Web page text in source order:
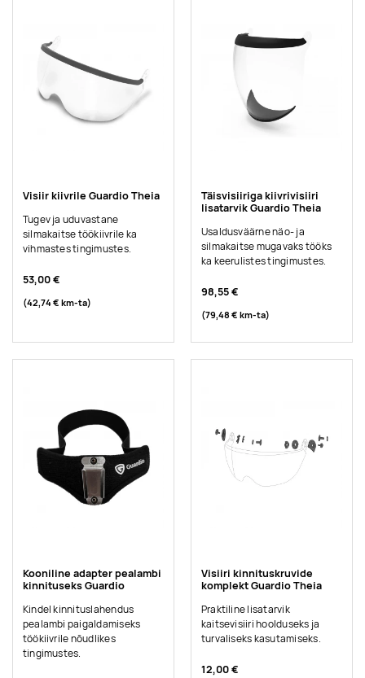
Visiir kiivrile Guardio Theia
Tugev ja uduvastane
silmakaitse töökiivrile ka
vihmastes tingimustes.
53,00 €
(42,74 € km-ta)
Täisvisiiriga kiivrivisiiri
lisatarvik Guardio Theia
Usaldusväärne näo- ja
silmakaitse mugavaks tööks
ka keerulistes tingimustes.
98,55 €
(79,48 € km-ta)
Kooniline adapter pealambi
kinnituseks Guardio
Kindel kinnituslahendus
pealambi paigaldamiseks
töökiivrile nõudlikes
tingimustes.
Visiiri kinnituskruvide
komplekt Guardio Theia
Praktiline lisatarvik
kaitsevisiiri hoolduseks ja
turvaliseks kasutamiseks.
12,00 €